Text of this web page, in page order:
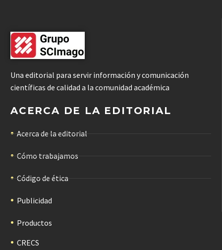
Una editorial para servir información y comunicación
científicas de calidad a la comunidad académica
ACERCA DE LA EDITORIAL
Acerca de la editorial
Cómo trabajamos
Código de ética
Publicidad
Productos
CRECS